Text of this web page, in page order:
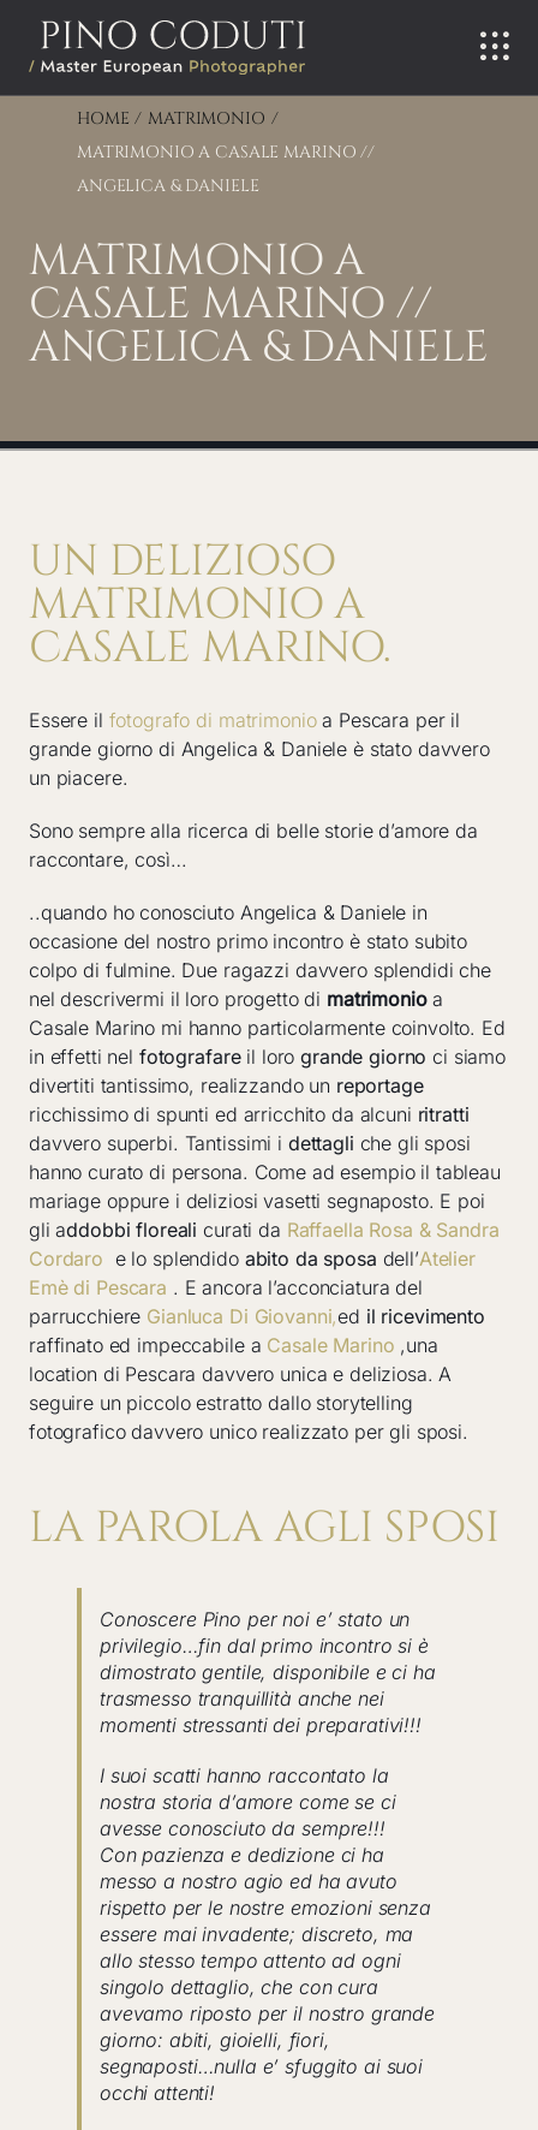
contenuto
HOME
MATRIMONIO
MATRIMONIO A CASALE MARINO //
ANGELICA & DANIELE
MATRIMONIO A
CASALE MARINO //
ANGELICA & DANIELE
UN DELIZIOSO
MATRIMONIO A
CASALE MARINO.
Essere il fotografo di matrimonioa Pescara per il
grande giorno di Angelica & Daniele è stato davvero
un piacere.
Sono sempre alla ricerca di belle storie d’amore da
raccontare, così…
..quando ho conosciuto Angelica & Daniele in
occasione del nostro primo incontro è stato subito
colpo di fulmine. Due ragazzi davvero splendidi che
nel descrivermi il loro progetto di matrimonioa
Casale Marino mi hanno particolarmente coinvolto. Ed
in effetti nel fotografareil lorogrande giorno ci siamo
divertiti tantissimo, realizzando un reportage
ricchissimo di spunti ed arricchito da alcuni ritratti
davvero superbi. Tantissimi i dettagli che gli sposi
hanno curato di persona. Come ad esempio il tableau
mariage oppure i deliziosi vasetti segnaposto. E poi
gli addobbi floreali curati da Raffaella Rosa & Sandra
Cordaro e lo splendido abito da sposa dell’Atelier
Emè di Pescara . E ancora l’acconciatura del
parrucchiere Gianluca Di Giovanni,ed il ricevimento
raffinato ed impeccabile a Casale Marino ,una
location di Pescara davvero unica e deliziosa. A
seguire un piccolo estratto dallo storytelling
fotografico davvero unico realizzato per gli sposi.
LA PAROLA AGLI SPOSI
Conoscere Pino per noi e’ stato un
privilegio…fin dal primo incontro si è
dimostrato gentile, disponibile e ci ha
trasmesso tranquillità anche nei
momenti stressanti dei preparativi!!!
I suoi scatti hanno raccontato la
nostra storia d’amore come se ci
avesse conosciuto da sempre!!!
Con pazienza e dedizione ci ha
messo a nostro agio ed ha avuto
rispetto per le nostre emozioni senza
essere mai invadente; discreto, ma
allo stesso tempo attento ad ogni
singolo dettaglio, che con cura
avevamo riposto per il nostro grande
giorno: abiti, gioielli, fiori,
segnaposti…nulla e’ sfuggito ai suoi
occhi attenti!